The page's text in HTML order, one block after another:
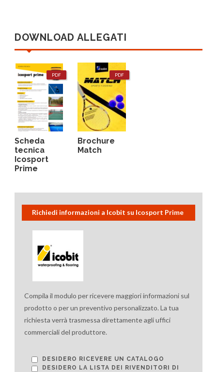
DOWNLOAD ALLEGATI
PDF
Scheda
tecnica
Icosport
Prime
PDF
Brochure
Match
Richiedi informazioni a Icobit su Icosport Prime
Compila il modulo per ricevere maggiori informazioni sul
prodotto o per un preventivo personalizzato. La tua
richiesta verrà trasmessa direttamente agli uffici
commerciali del produttore.
DESIDERO RICEVERE UN CATALOGO
DESIDERO LA LISTA DEI RIVENDITORI DI